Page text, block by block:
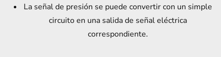
La señal de presión se puede convertir con un simple
circuito en una salida de señal eléctrica
correspondiente.